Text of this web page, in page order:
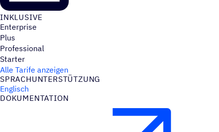
INKLU­SIVE
Enterprise
Plus
Professional
Starter
Alle Tarife anzeigen
SPRACH­UN­TER­STÜT­ZUNG
Englisch
DOKU­MEN­TA­TION